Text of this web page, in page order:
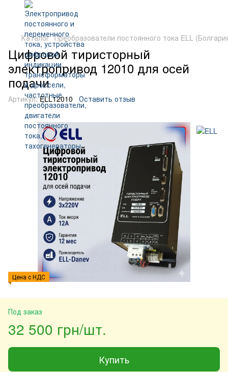
Каталог Преобразователи постоянного тока ELL
Цифровой тиристорный
электропривод 12010 для осей
подачи
Артикул:ELL12010 Оставить отзыв
Цена с НДС
Под заказ
32 500 грн/шт.
Купить